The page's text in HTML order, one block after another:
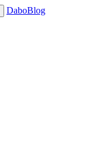
DaboBlog